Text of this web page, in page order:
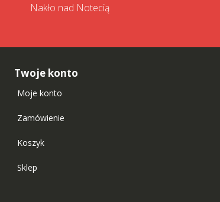
Nakło nad Notecią
Twoje konto
Moje konto
Zamówienie
Koszyk
Sklep